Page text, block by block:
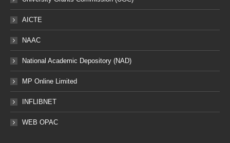
AICTE
NAAC
National Academic Depository (NAD)
MP Online Limited
INFLIBNET
WEB OPAC